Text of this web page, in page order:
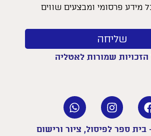
מידע פרסומי ומבצעים שווים
שליחה
שמורות לאטליה
ספר לפיסול, ציור ורישום